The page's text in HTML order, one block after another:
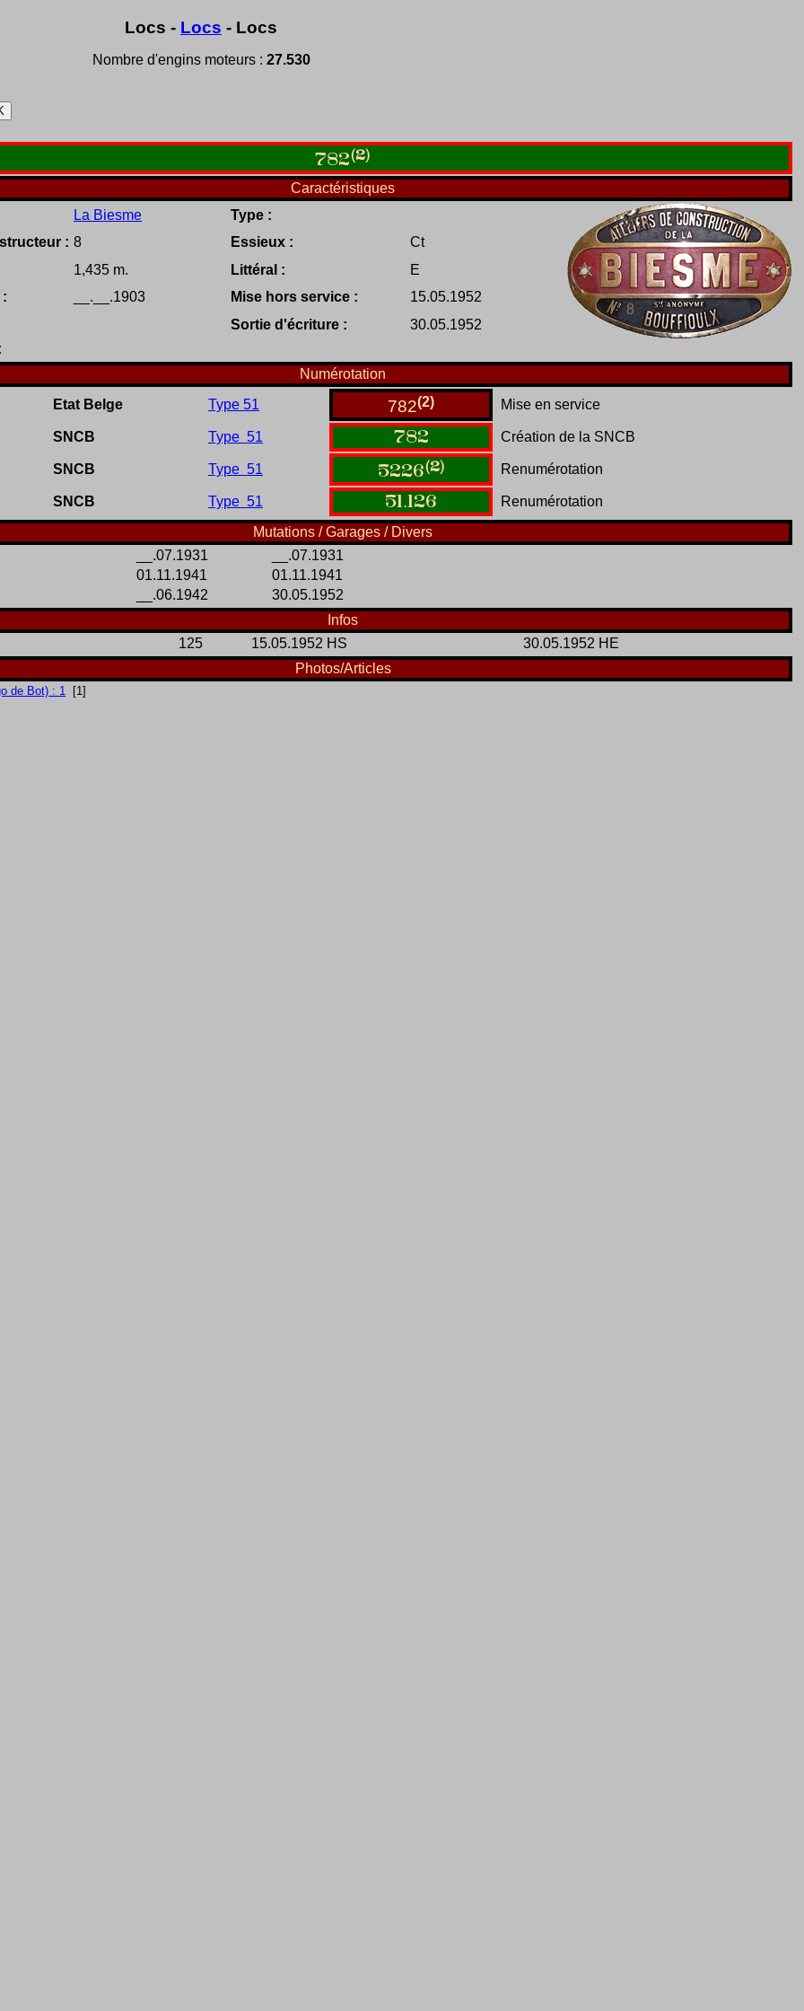
Locs - Locs - Locs
Nombre d'engins moteurs : 27.530
782(2)
Caractéristiques
La Biesme Type :
8
: 8 Essieux :
Ct
1,435 m. Littéral :
E
__.__.1903 Mise hors service :
15.05.1952
Sortie d'écriture :
30.05.1952
Numérotation
Etat Belge Type 51 782(2) Mise en service
SNCB Type 51 782 Création de la SNCB
SNCB Type 51 5226(2) Renumérotation
SNCB Type 51 51 .126
Renumérotation
Mutations / Garages / Divers
__.07.1931
__.07.1931
01.11.1941
01.11.1941
__.06.1942
30.05.1952
Infos
125 15.05.1952 HS
30.05.1952 HE
Photos/Articles
de Bot) : 1 [1]